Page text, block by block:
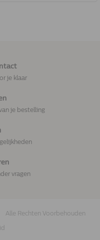
je klaar
je bestelling
vragen
Alle Rechten Voorbehouden